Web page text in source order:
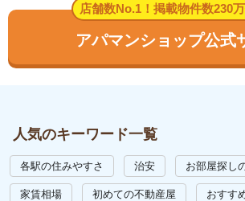
店舗数No.1！掲載物件数230
アパマンショップ公式
人気のキーワード一覧
各駅の住みやすさ 治安 お部屋探し
家賃相場 初めての不動産屋 おすす